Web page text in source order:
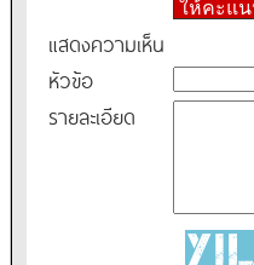
ให้คะแ
แสดงความเห็น
หัวข้อ
รายละเอียด